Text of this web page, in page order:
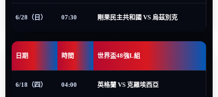
6/28（日） 07:30 剛果民主共和國 VS 烏茲別克
日期 時間 世界盃48強L組
6/18（四） 04:00 英格蘭 VS 克羅埃西亞